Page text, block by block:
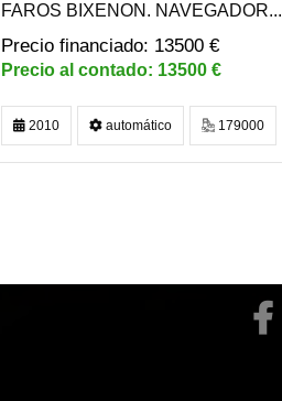
FAROS BIXENON. NAVEGADOR...
13500 €
13500 €
2010 automático 179000